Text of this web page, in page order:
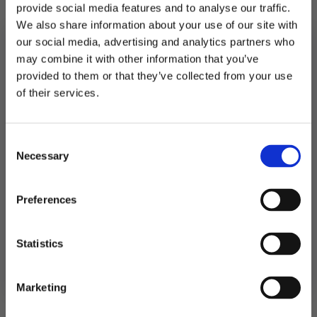
provide social media features and to analyse our traffic.
We also share information about your use of our site with
our social media, advertising and analytics partners who
may combine it with other information that you’ve
provided to them or that they’ve collected from your use
of their services.
Selection
Necessary
Preferences
Statistics
Marketing
Beregnet for gjenbruk.
Utsolgt
Produktnummer:
Kategorier: Bordpynt